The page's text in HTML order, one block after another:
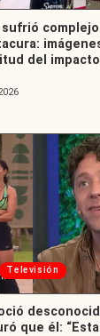
del impacto
Televisión
que él: